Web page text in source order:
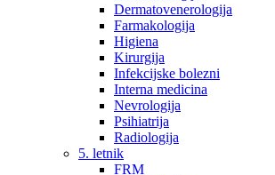
Dermatovenerologija
Farmakologija
Higiena
Kirurgija
Infekcijske bolezni
Interna medicina
Nevrologija
Psihiatrija
Radiologija
5. letnik
FRM